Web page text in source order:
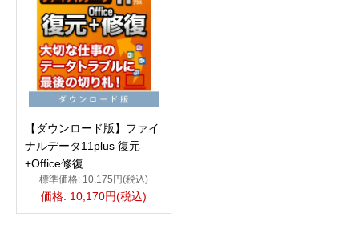
【ダウンロード版】ファイ
ナルデータ11plus 復元
+Office修復
標準価格: 10,175円(税込)
価格: 10,170円(税込)